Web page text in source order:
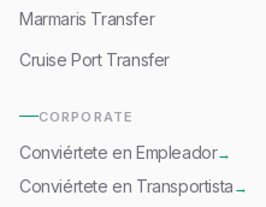
Marmaris Transfer
Cruise Port Transfer
CORPORATE
Conviértete en Empleador→
Conviértete en Transportista →